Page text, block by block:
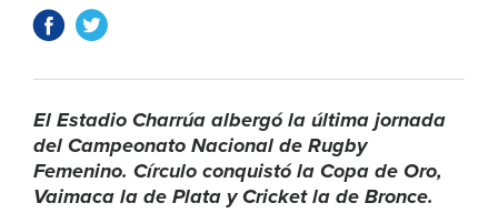
El Estadio Charrúa albergó la última jornada
del Campeonato Nacional de Rugby
Femenino. Círculo conquistó la Copa de Oro,
Vaimaca la de Plata y Cricket la de Bronce.